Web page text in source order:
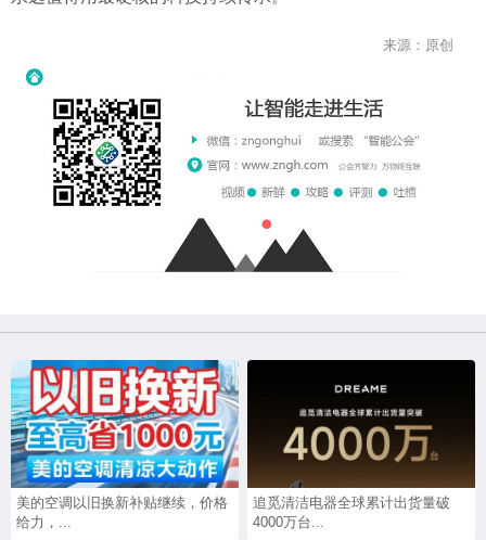
来源：原创
美的空调以旧换新补贴继续，价格
给力，...
追觅清洁电器全球累计出货量破
4000万台...